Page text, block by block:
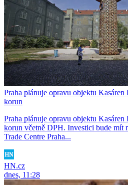
Praha plánuje opravu objektu
korun
Praha plánuje opravu objektu
korun včetně DPH. Investici bude mít
Trade Centre Praha...
HN.cz
dnes, 11:28